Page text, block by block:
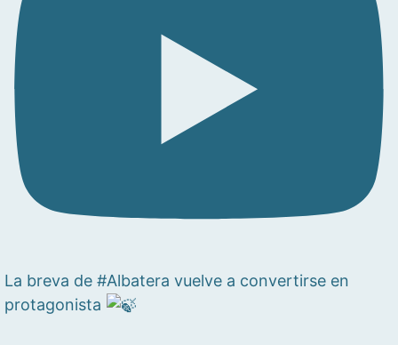
La breva de #Albatera vuelve a convertirse en
protagonista